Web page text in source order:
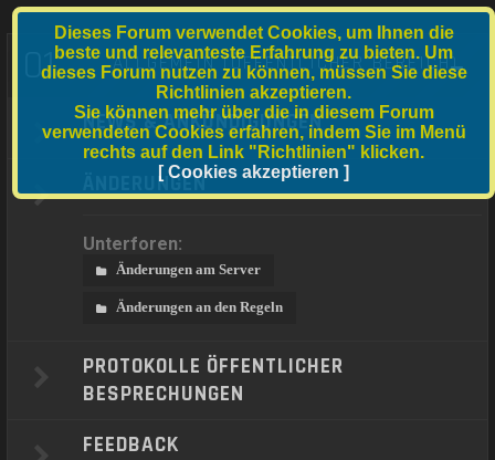
u
01 ALLGEMEIN (ÖFFENTLICHER BEREICH)
NEWS & ANKÜNDIGUNGEN
ÄNDERUNGEN
Unterforen:
Änderungen am Server
Änderungen an den Regeln
PROTOKOLLE ÖFFENTLICHER
BESPRECHUNGEN
FEEDBACK
Dieses Forum verwendet Cookies, um Ihnen die
beste und relevanteste Erfahrung zu bieten. Um
dieses Forum nutzen zu können, müssen Sie diese
Richtlinien akzeptieren.
Sie können mehr über die in diesem Forum
verwendeten Cookies erfahren, indem Sie im Menü
rechts auf den Link "Richtlinien" klicken.
[ Cookies akzeptieren ]